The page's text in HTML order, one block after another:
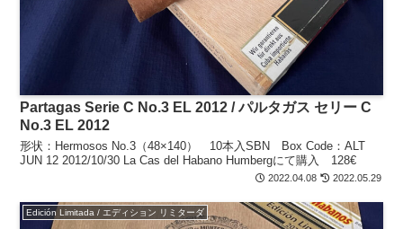
Partagas Serie C No.3 EL 2012 / パルタガス セリー C
No.3 EL 2012
形状：Hermosos No.3（48×140） 10本入SBN Box Code：ALT
JUN 12 2012/10/30 La Cas del Habano Humbergにて購入 128€
2022.04.08 2022.05.29
Edición Limitada / エディション リミターダ